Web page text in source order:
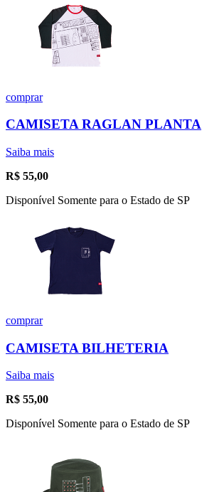
comprar
CAMISETA RAGLAN PLANTA
Saiba mais
R$ 55,00
Disponível Somente para o Estado de SP
comprar
CAMISETA BILHETERIA
Saiba mais
R$ 55,00
Disponível Somente para o Estado de SP